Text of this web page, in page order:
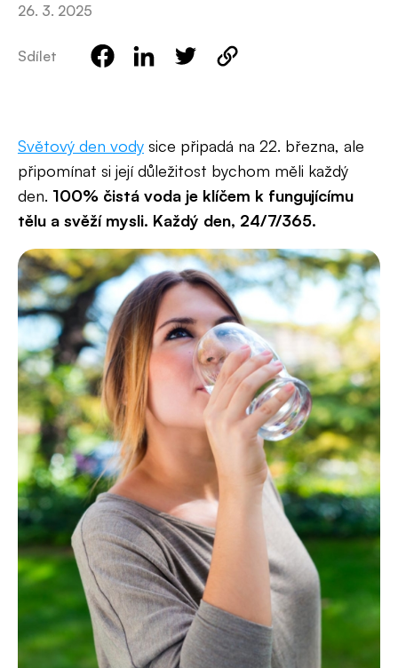
26. 3. 2025
Sdílet
Světový den vody sice připadá na 22. března, ale
připomínat si její důležitost bychom měli každý
den. 100% čistá voda je klíčem k fungujícímu
tělu a svěží mysli. Každý den, 24/7/365.